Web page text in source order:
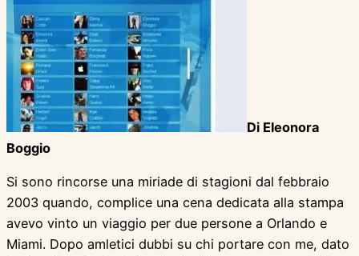
Di Eleonora
Boggio
Si sono rincorse una miriade di stagioni dal febbraio
2003 quando, complice una cena dedicata alla stampa
avevo vinto un viaggio per due persone a Orlando e
Miami. Dopo amletici dubbi su chi portare con me, dato